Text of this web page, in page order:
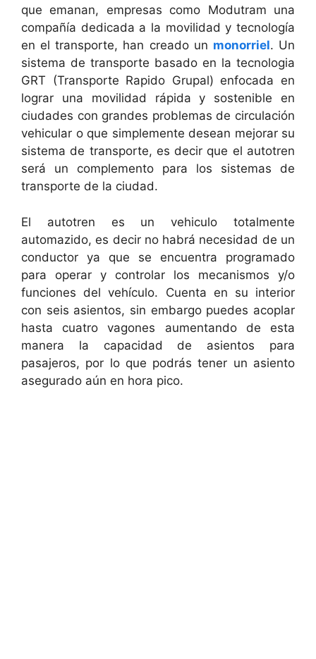
que emanan, empresas como Modutram una
compañía dedicada a la movilidad y tecnología
en el transporte, han creadoun monorriel. Un
sistema de transporte basado en la tecnologia
GRT (Transporte Rapido Grupal) enfocada en
lograr una movilidad rápida y sostenible en
ciudades con grandes problemas de circulación
vehicular o que simplemente desean mejorar su
sistema de transporte, es decir que el autotren
será un complemento para los sistemas de
transporte de la ciudad.
El autotren es un vehiculo totalmente
automazido, es decir no habrá necesidad de un
conductor ya que se encuentra programado
para operar y controlar los mecanismos y/o
funciones del vehículo. Cuenta en su interior
con seis asientos, sin embargo puedes acoplar
hasta cuatro vagones aumentando de esta
manera la capacidad de asientos para
pasajeros, por lo que podrás tener un asiento
asegurado aún en hora pico.